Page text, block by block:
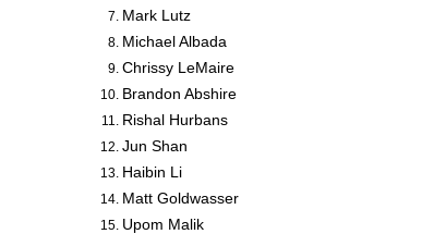
Mark Lutz
Michael Albada
Chrissy LeMaire
Brandon Abshire
Rishal Hurbans
Jun Shan
Haibin Li
Matt Goldwasser
Upom Malik